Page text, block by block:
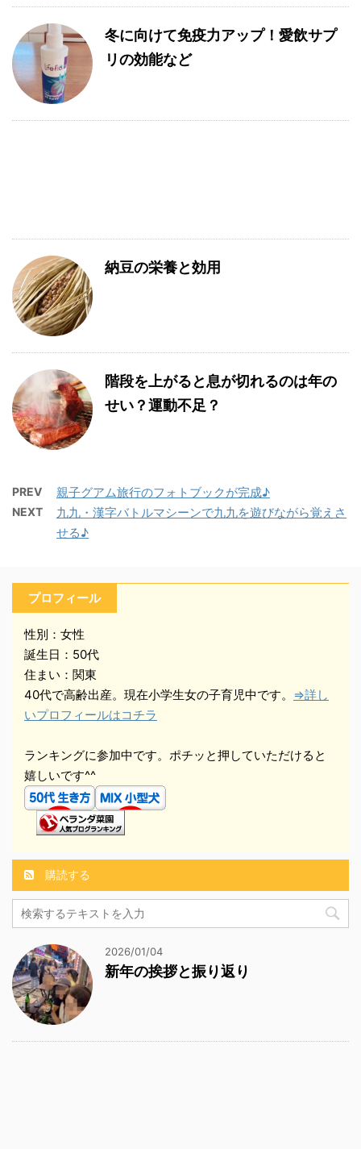
冬に向けて免疫力アップ！愛飲サプ
リの効能など
納豆の栄養と効用
階段を上がると息が切れるのは年の
せい？運動不足？
PREV 親子グアム旅行のフォトブックが完成♪
NEXT
九九・漢字バトルマシーンで九九を遊びながら覚えさ
せる♪
プロフィール
性別：女性
誕生日：50代
住まい：関東
40代で高齢出産。現在小学生女の子育児中です。 ⇒詳し
いプロフィールはコチラ
ランキングに参加中です。ポチッと押していただけると
嬉しいです^^
購読する
2026/01/04
新年の挨拶と振り返り